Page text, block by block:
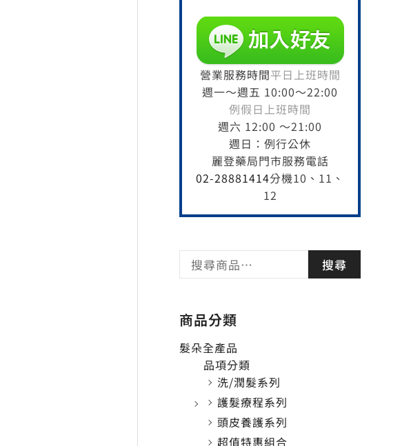
營業服務時間平日上班時間
週一～週五 10:00～22:00
例假日上班時間
週六 12:00 ～21:00
週日：例行公休
麗登藥局門市服務電話
02-28881414分機10、11、
12
搜尋
商品分類
髮朵全產品
品項分類
洗/潤髮系列
護髮療程系列
頭皮養護系列
超值特惠組合